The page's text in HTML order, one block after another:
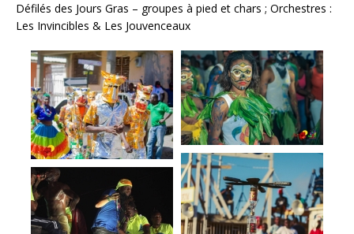
Défilés des Jours Gras – groupes à pied et chars ; Orchestres :
Les Invincibles & Les Jouvenceaux